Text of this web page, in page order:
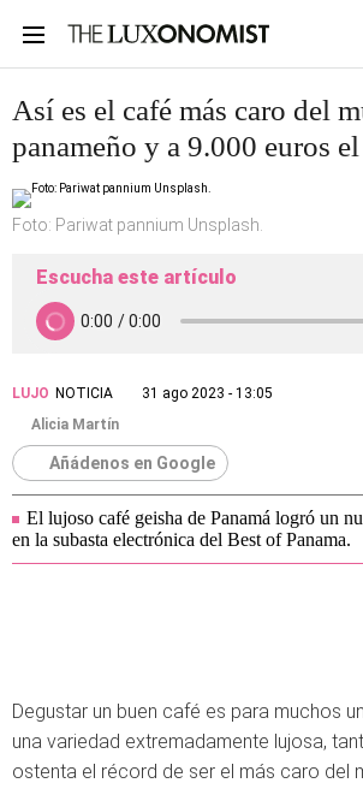
Así es el café más caro del
panameño y a 9.000 euros
Foto: Pariwat pannium Unsplash.
Escucha este artículo
LUJO NOTICIA
31 ago 2023 - 13:05
Alicia Martín
Añádenos en Google
El lujoso café geisha de Panamá logró un
en la subasta electrónica del Best of Panama.
Degustar un buen café es para muchos
una variedad extremadamente lujosa,
ostenta el récord de ser el más caro del